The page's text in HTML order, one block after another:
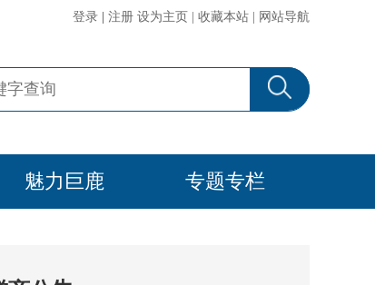
登录 注册 设为主页 收藏本站 网站导航
魅力巨鹿 专题专栏